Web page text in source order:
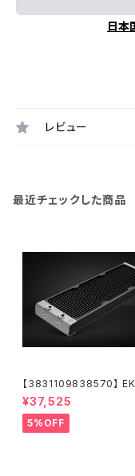
日本
レビュー
最近チェックした商品
【3831109838570】
ntum Surface P420M
ck
¥37,525
5%OFF